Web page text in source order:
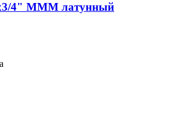
4" МММ латунный